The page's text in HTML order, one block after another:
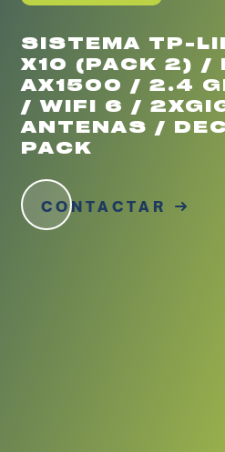
SISTEMA TP-
X10 (PACK 2) /
AX1500 / 2.4
/ WIFI 6 /
ANTENAS /
PACK
CONTACTAR